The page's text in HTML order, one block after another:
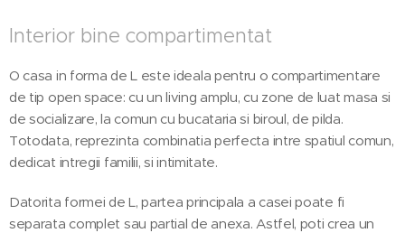
Interior bine compartimentat
O casa in forma de L este ideala pentru o compartimentare
de tip open space: cu un living amplu, cu zone de luat masa si
de socializare, la comun cu bucataria si biroul, de pilda.
Totodata, reprezinta combinatia perfecta intre spatiul comun,
dedicat intregii familii, si intimitate.
Datorita formei de L, partea principala a casei poate fi
separata complet sau partial de anexa. Astfel, poti crea un